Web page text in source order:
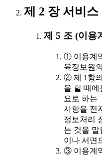
제 2 장 서비
제 5 조 (이용
① 이용계
육정보원
② 제 1항
을 할 때에
요로 하는
사항을 전
정보처리
는 것을 말
이나 서면
③ 이용계